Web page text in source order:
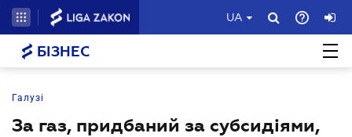
UA
БІЗНЕС
Галузі
За газ, придбаний за субсидіями,